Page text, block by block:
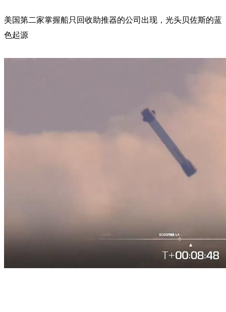
美国第二家掌握船只回收助推器的公司出现，光头贝佐斯的蓝
色起源